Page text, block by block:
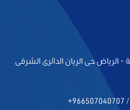
- الرياض حى الريان الدائرى الشرقى
/
+966507040707